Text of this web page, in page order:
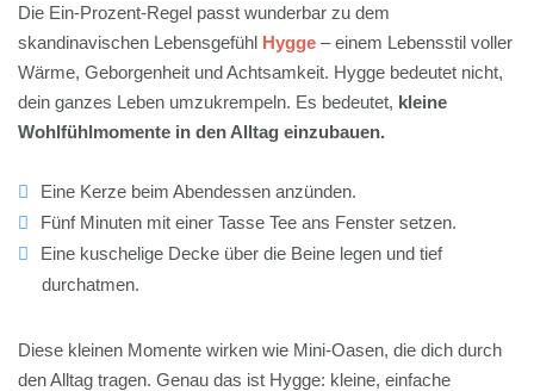
Die Ein-Prozent-Regel passt wunderbar zu dem
skandinavischen Lebensgefühl Hygge – einem Lebensstil voller
Wärme, Geborgenheit und Achtsamkeit. Hygge bedeutet nicht,
dein ganzes Leben umzukrempeln. Es bedeutet, kleine
Wohlfühlmomente in den Alltag einzubauen.
Eine Kerze beim Abendessen anzünden.
Fünf Minuten mit einer Tasse Tee ans Fenster setzen.
Eine kuschelige Decke über die Beine legen und tief
durchatmen.
Diese kleinen Momente wirken wie Mini-Oasen, die dich durch
den Alltag tragen. Genau das ist Hygge: kleine, einfache